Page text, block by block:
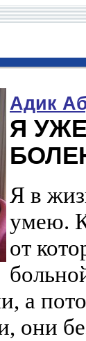
Адик
Я
Я в
умею.
от
а
они